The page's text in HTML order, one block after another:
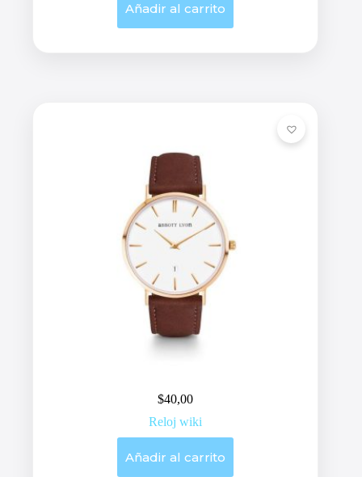
Añadir al carrito
$40,00
Reloj wiki
Añadir al carrito